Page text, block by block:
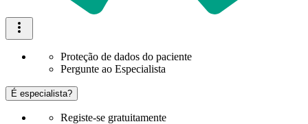
Proteção de dados do paciente
Pergunte ao Especialista
É especialista?
Registe-se gratuitamente